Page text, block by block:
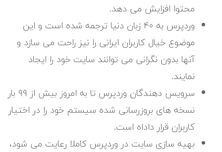
محتوا افزایش می دهد.
وردپرس به ۴۰ زبان دنیا ترجمه شده است و این
موضوع خیال کاربران ایرانی را نیز راحت می سازد و
آنها بدون نگرانی می توانند سایت خود را ایجاد
نمایند.
سرویس دهندگان وردپرس تا به امروز بیش از ۹۹ بار
نسخه های بروزرسانی شده سیستم خود را در اختیار
کاربران قرار داداه است.
بهیه سازی سایت در وردپرس کاملا رعایت می شود،